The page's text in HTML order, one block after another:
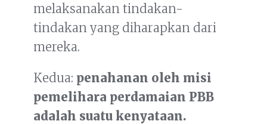
melaksanakan tindakan-
tindakan yang diharapkan dari
mereka.
Kedua: penahanan oleh misi
pemelihara perdamaian PBB
adalah suatu kenyataan.